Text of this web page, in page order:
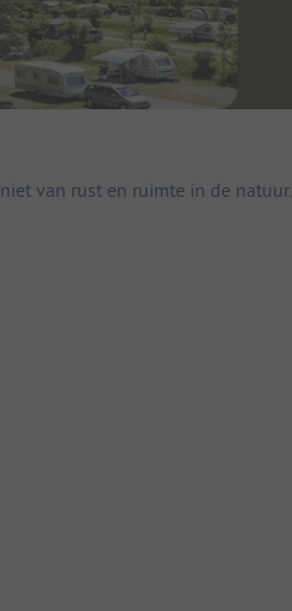
van rust en ruimte in de natuur.